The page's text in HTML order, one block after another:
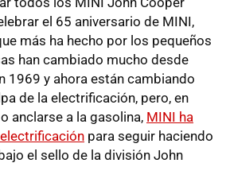
el 65 aniversario de MINI,
más ha hecho por los pequeños
han cambiado mucho desde
1969 y ahora están cambiando
de la electrificación, pero, en
anclarse a la gasolina, MINI ha
para seguir haciendo
el sello de la división John